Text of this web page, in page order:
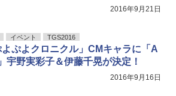
2016年9月21日
イベント TGS2016
よぷよクロニクル」CMキャラに「A
宇野実彩子＆伊藤千晃が決定！
2016年9月16日